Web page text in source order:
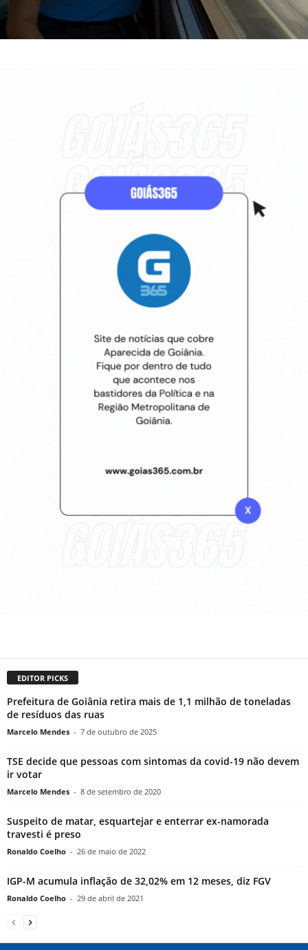
EDITOR PICKS
Prefeitura de Goiânia retira mais de 1,1 milhão de toneladas
de resíduos das ruas
Marcelo Mendes - 7 de outubro de 2025
TSE decide que pessoas com sintomas da covid-19 não devem
ir votar
Marcelo Mendes - 8 de setembro de 2020
Suspeito de matar, esquartejar e enterrar ex-namorada
travesti é preso
Ronaldo Coelho - 26 de maio de 2022
IGP-M acumula inflação de 32,02% em 12 meses, diz FGV
Ronaldo Coelho - 29 de abril de 2021